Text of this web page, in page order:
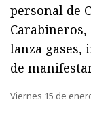
personal de
lanza gases,
de
Viernes 15 de